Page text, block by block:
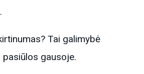
Tai galimybė
gausoje.